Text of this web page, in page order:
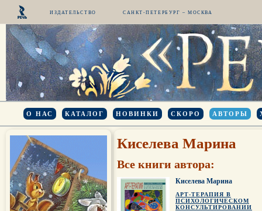
ИЗДАТЕЛЬСТВО САНКТ-ПЕТЕРБУРГ – МОСКВА
О НАС КАТАЛОГ НОВИНКИ СКОРО АВТОРЫ
Киселева Марина
Все книги автора:
Киселева Марина
АРТ-ТЕРАПИЯ В
ПСИХОЛОГИЧЕСКОМ
КОНСУЛЬТИРОВАНИИ